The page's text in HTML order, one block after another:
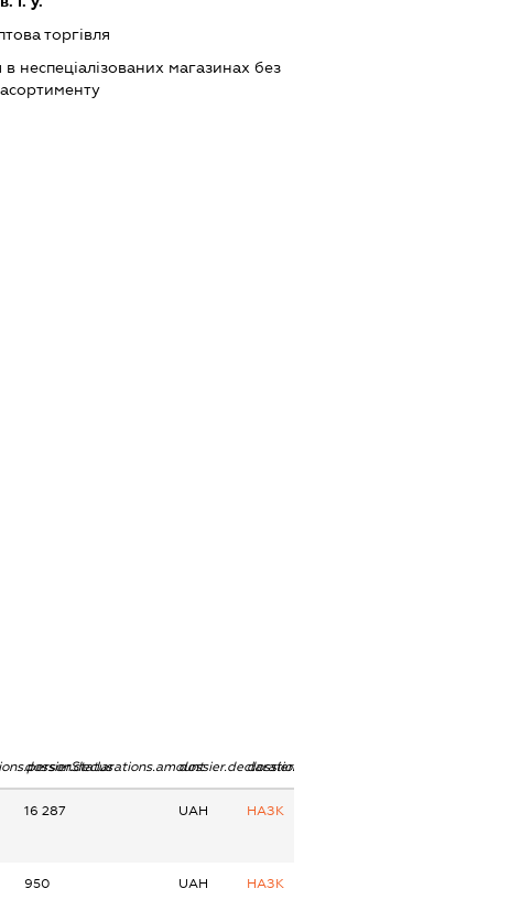
торгівля
в неспеціалізованих магазинах без
dossier.declarations.amountdossier.declarations.currency
dossier.declarations.source
16 287 UAH НАЗК
950 UAH НАЗК